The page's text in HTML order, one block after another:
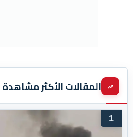
المقالات الأكثر مشاهدة
1